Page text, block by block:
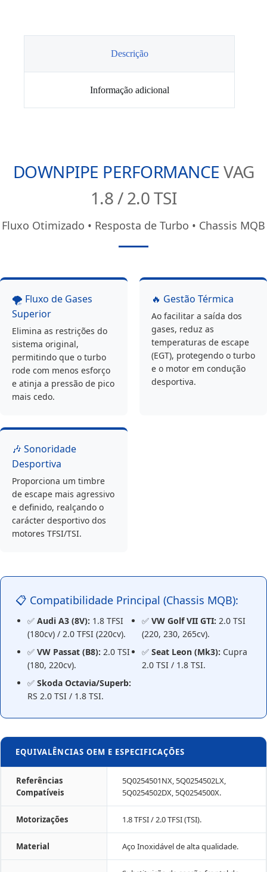
Descrição
Informação adicional
DOWNPIPE PERFORMANCE VAG
1.8 / 2.0 TSI
Fluxo Otimizado • Resposta de Turbo • Chassis MQB
🌪️ Fluxo de Gases
Superior
Elimina as restrições do
sistema original,
permitindo que o turbo
rode com menos esforço
e atinja a pressão de pico
mais cedo.
🔥 Gestão Térmica
Ao facilitar a saída dos
gases, reduz as
temperaturas de escape
(EGT), protegendo o turbo
e o motor em condução
desportiva.
🎶 Sonoridade
Desportiva
Proporciona um timbre
de escape mais agressivo
e definido, realçando o
carácter desportivo dos
motores TFSI/TSI.
📋 Compatibilidade Principal (Chassis MQB):
✅ Audi A3 (8V): 1.8 TFSI
(180cv) / 2.0 TFSI (220cv).
✅ VW Golf VII GTI: 2.0 TSI
(220, 230, 265cv).
✅ VW Passat (B8): 2.0 TSI
(180, 220cv).
✅ Seat Leon (Mk3): Cupra
2.0 TSI / 1.8 TSI.
✅ Skoda Octavia/Superb:
RS 2.0 TSI / 1.8 TSI.
EQUIVALÊNCIAS OEM E ESPECIFICAÇÕES
Referências
Compatíveis
5Q0254501NX, 5Q0254502LX,
5Q0254502DX, 5Q0254500X.
Motorizações 1.8 TFSI / 2.0 TFSI (TSI).
Material Aço Inoxidável de alta qualidade.